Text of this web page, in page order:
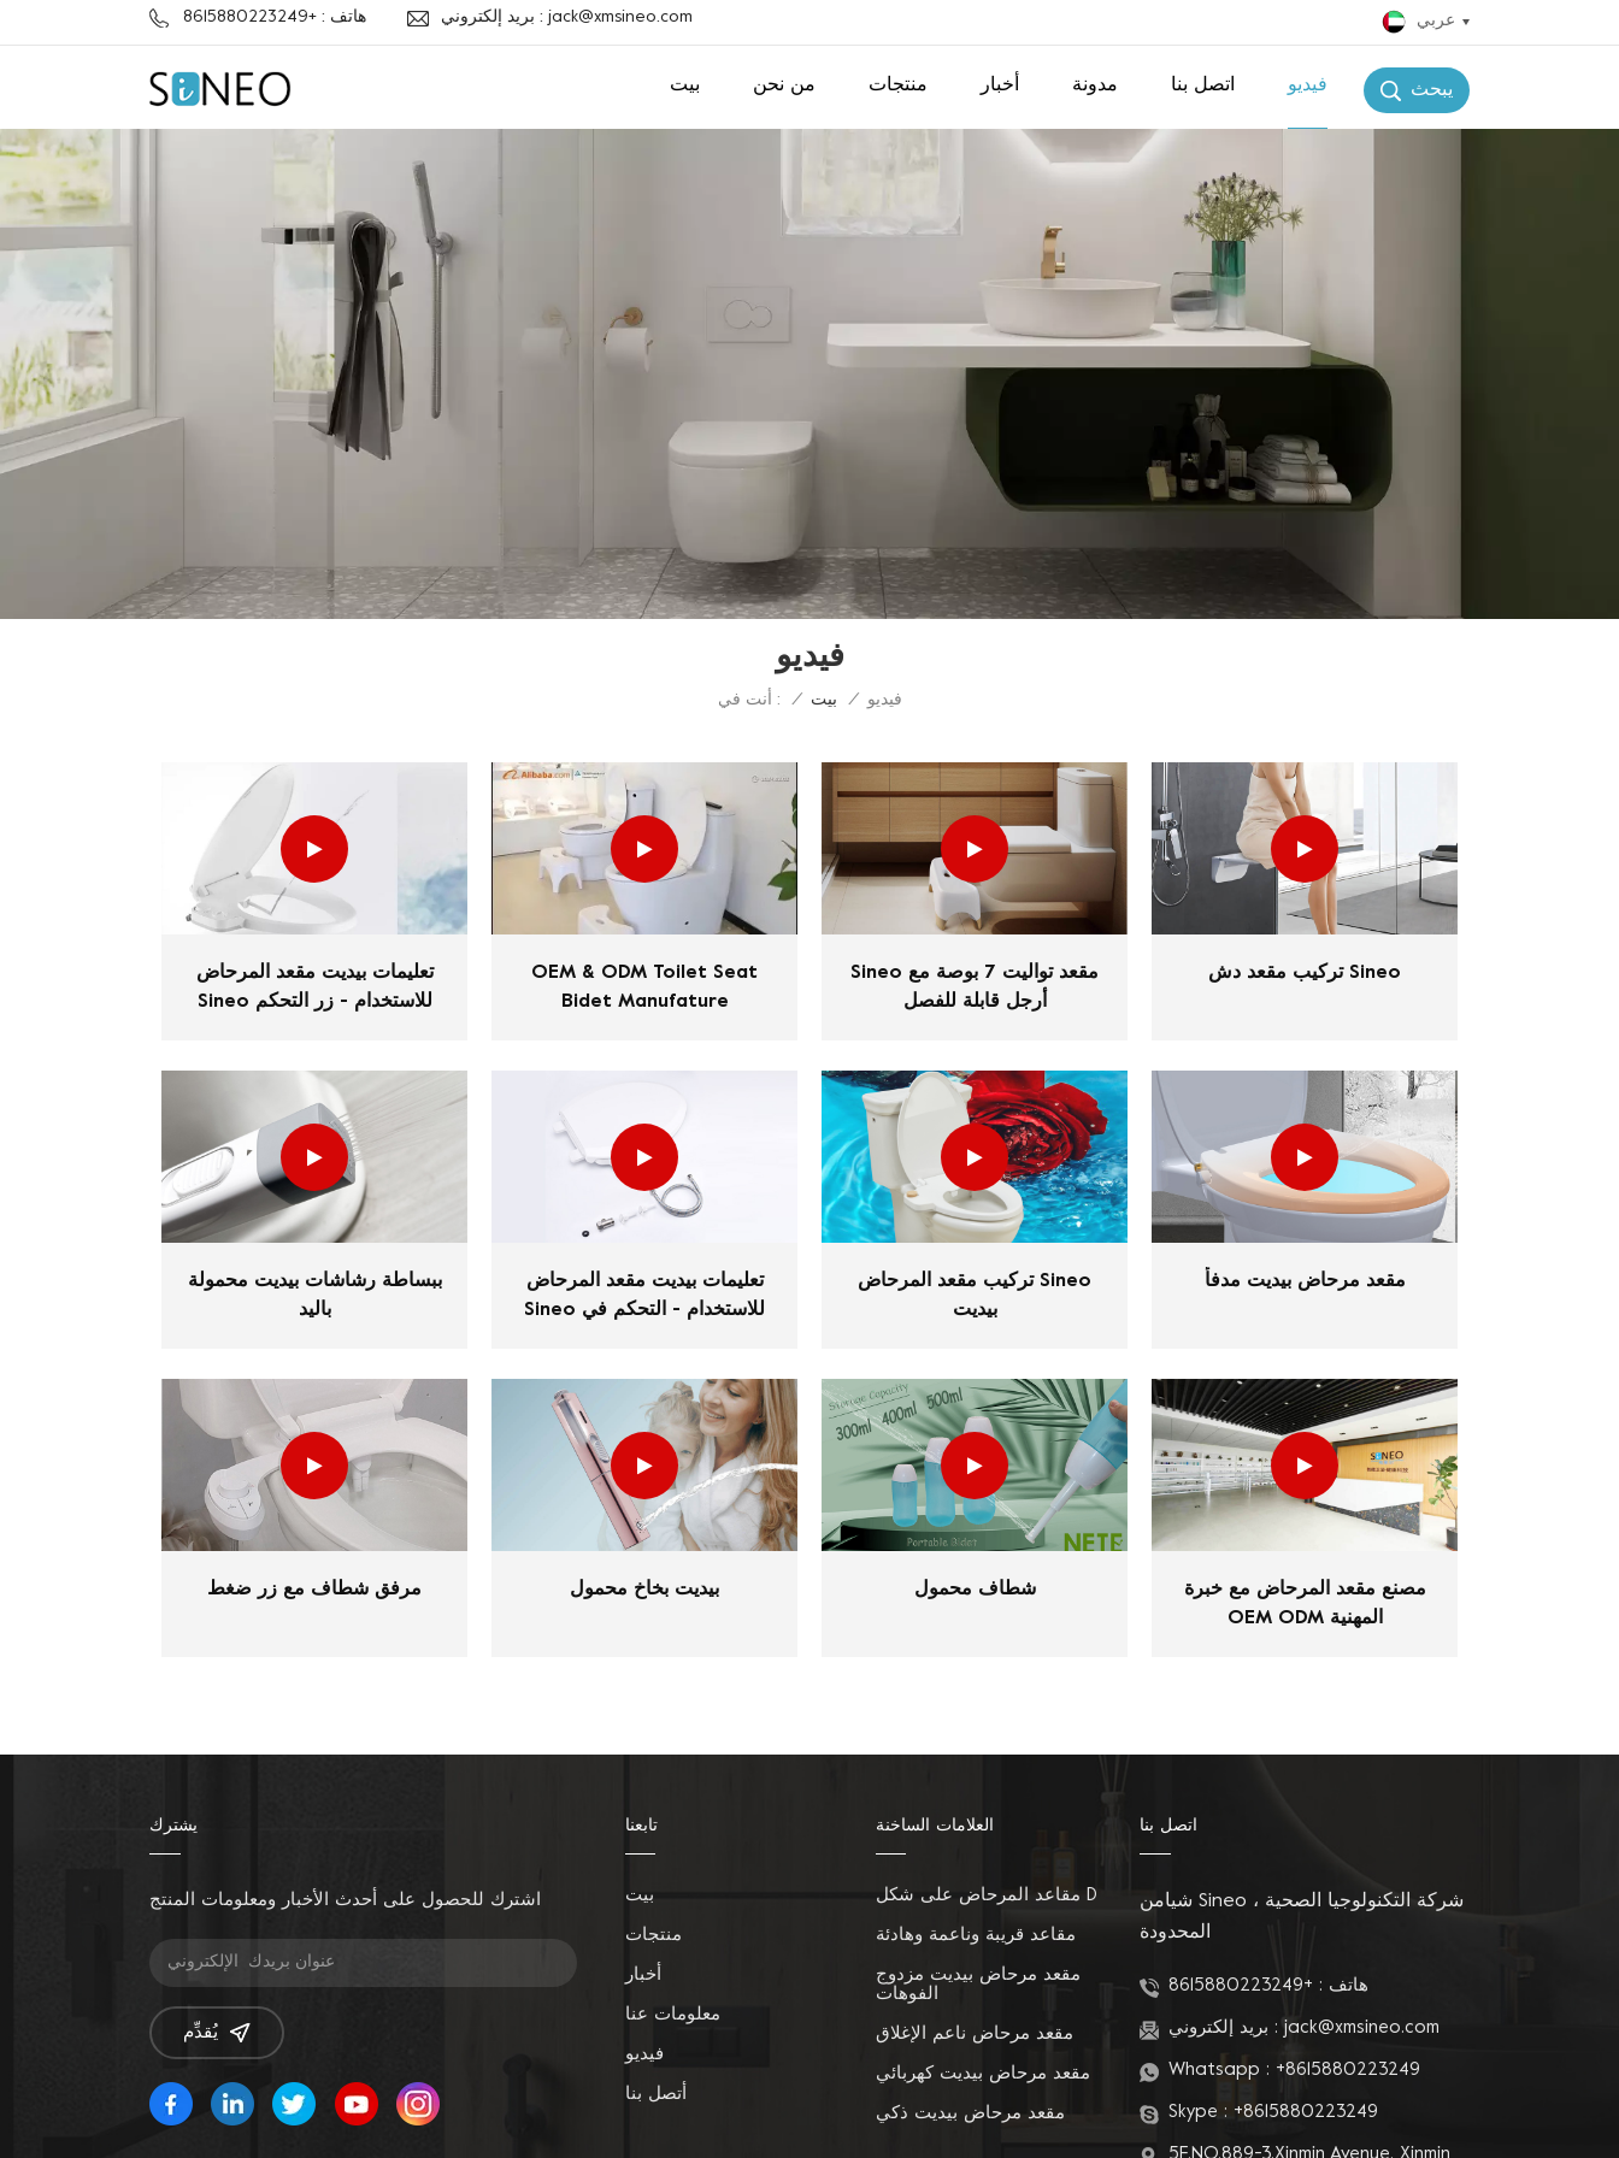
هاتف : +8615880223249 بريد إلكتروني : jack@xmsineo.com عربي
يبحث بيت من نحن منتجات أخبار مدونة اتصل بنا فيديو
فيديو
أنت في : / بيت / فيديو
تعليمات بيديت مقعد المرحاض
Sineo للاستخدام - زر التحكم
OEM & ODM Toilet Seat
Bidet Manufature
Sineo مقعد تواليت 7 بوصة مع
أرجل قابلة للفصل
تركيب مقعد دش Sineo
ببساطة رشاشات بيديت محمولة
باليد
تعليمات بيديت مقعد المرحاض
Sineo للاستخدام - التحكم في
تركيب مقعد المرحاض Sineo
بيديت
مقعد مرحاض بيديت مدفأ
مرفق شطاف مع زر ضغط بيديت بخاخ محمول شطاف محمول
مصنع مقعد المرحاض مع خبرة
OEM ODM المهنية
يشترك
اشترك للحصول على أحدث الأخبار ومعلومات المنتج
يُقدِّم
تابعنا
بيت
منتجات
أخبار
معلومات عنا
فيديو
أتصل بنا
العلامات الساخنة
مقاعد المرحاض على شكل D
مقاعد قريبة وناعمة وهادئة
مقعد مرحاض بيديت مزدوج
الفوهات
مقعد مرحاض ناعم الإغلاق
مقعد مرحاض بيديت كهربائي
مقعد مرحاض بيديت ذكي
اتصل بنا
شيامن Sineo شركة التكنولوجيا الصحية ،
المحدودة
هاتف : +8615880223249
بريد إلكتروني :jack@xmsineo.com
Whatsapp : +8615880223249
Skype : +8615880223249